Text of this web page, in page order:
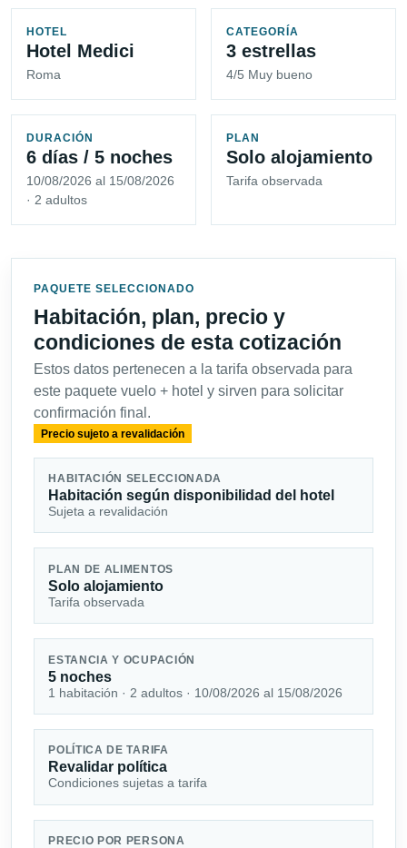
HOTEL
Hotel Medici
Roma
CATEGORÍA
3 estrellas
4/5 Muy bueno
DURACIÓN
6 días / 5 noches
10/08/2026 al 15/08/2026
· 2 adultos
PLAN
Solo alojamiento
Tarifa observada
PAQUETE SELECCIONADO
Habitación, plan, precio y
condiciones de esta cotización
Estos datos pertenecen a la tarifa observada para
este paquete vuelo + hotel y sirven para solicitar
confirmación final.
Precio sujeto a revalidación
HABITACIÓN SELECCIONADA
Habitación según disponibilidad del hotel
Sujeta a revalidación
PLAN DE ALIMENTOS
Solo alojamiento
Tarifa observada
ESTANCIA Y OCUPACIÓN
5 noches
1 habitación · 2 adultos · 10/08/2026 al 15/08/2026
POLÍTICA DE TARIFA
Revalidar política
Condiciones sujetas a tarifa
PRECIO POR PERSONA